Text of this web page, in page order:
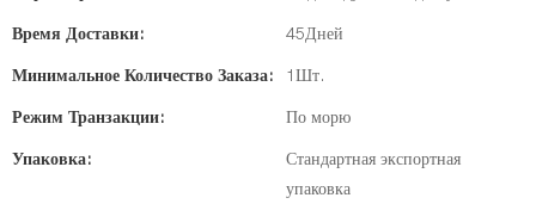
Время Доставки: 45Дней
Минимальное Количество Заказа: 1Шт.
Режим Транзакции: По морю
Упаковка:
Стандартная экспортная
упаковка